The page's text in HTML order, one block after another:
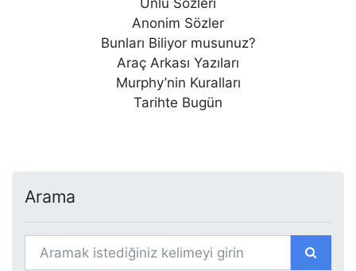
Ünlü Sözleri
Anonim Sözler
Bunları Biliyor musunuz?
Araç Arkası Yazıları
Murphy’nin Kuralları
Tarihte Bugün
Arama